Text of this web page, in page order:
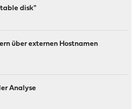
disk"
über externen Hostnamen
Analyse